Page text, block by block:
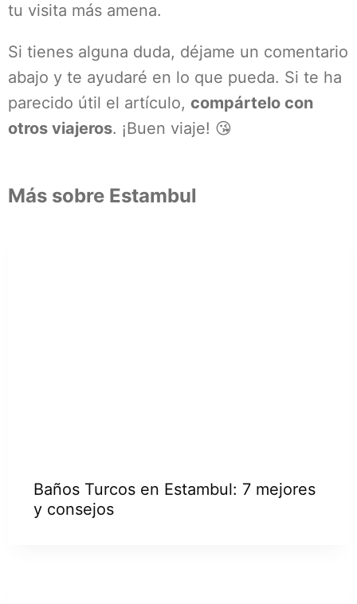
tu visita más amena.
Si tienes alguna duda, déjame un comentario
abajo y te ayudaré en lo que pueda. Si te ha
parecido útil el artículo, compártelo con
otros viajeros. ¡Buen viaje! 😘
Más sobre Estambul
Baños Turcos en Estambul: 7 mejores
y consejos